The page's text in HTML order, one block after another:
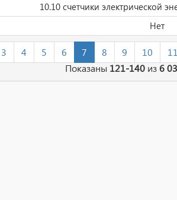
10.10 счетчики электрической
Нет
3 4 5 6 7 8 9 10
Показаны 121-140 из 6